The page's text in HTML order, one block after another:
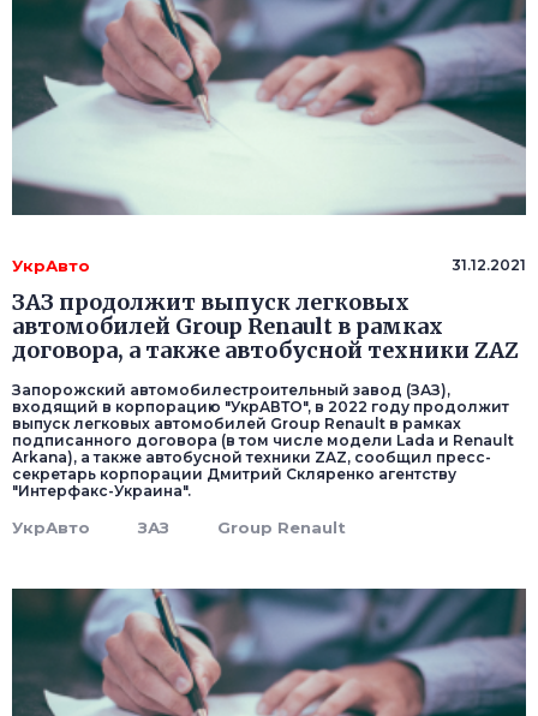
УкрАвто 31.12.2021
ЗАЗ продолжит выпуск легковых
автомобилей Group Renault в рамках
договора, а также автобусной техники ZAZ
Запорожский автомобилестроительный завод (ЗАЗ),
входящий в корпорацию "УкрАВТО", в 2022 году продолжит
выпуск легковых автомобилей Group Renault в рамках
подписанного договора (в том числе модели Lada и Renault
Arkana), а также автобусной техники ZAZ, сообщил пресс-
секретарь корпорации Дмитрий Скляренко агентству
"Интерфакс-Украина".
УкрАвто ЗАЗ Group Renault